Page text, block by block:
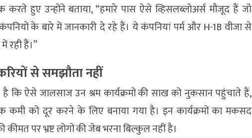
करते हुए उन्होंने बताया, “हमारे पास ऐसे व्हिसलब्लोअर्स मौजूद हैं जो
के बारे में जानकारी दे रहे हैं। ये कंपनियां पर्म और H-1B वीजा से
रही हैं।”
से समझौता नहीं
है कि ऐसे जालसाज उन श्रम कार्यक्रमों की साख को नुकसान पहुंचाते हैं,
कमी को दूर करने के लिए बनाया गया है। इन कार्यक्रमों का मकसद
कीमत पर भ्रष्ट लोगों की जेब भरना बिल्कुल नहीं है।